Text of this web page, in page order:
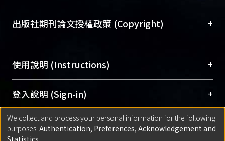
To permanently archive and promote researcher
profiles and scholarly works, Library integrates the
services of “NTU Repository” with “Academic
開放取用是從使用者角度提升資訊取用性的社會運
動，應用在學術研究上是透過將研究著作公開供使
用逐年攀升。同時可加速研究發展、提升研究影響
Archive）平台。 （點選深入了解OA）
出版社期刊論文授權政策 (Copyright) +
含部分內容的版權非匯入者所有，或由第三方贊
助與合作完成，請確認該版權所有者及第三方同
意提供此授權。
Please represent that the submission is your
original work, and that you have the right to
grant the rights to upload.
使用說明 (Instructions) +
網站簡介(Quickstart Guide)
使用手冊(Instruction Manual)
線上預約服務(Booking Service)
登入說明 (Sign-in) +
方案一：臺灣大學計算機中心帳號登入
(With C&INC Email Account)
匯入著作 (Submission) +
We collect and process your personal information for the following
purposes: Authentication, Preferences, Acknowledgement and
Statistics